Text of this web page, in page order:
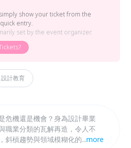
show your ticket from the
quick entry.
set by the event organizer.
設計教育
危機還是機會？身為設計畢業
職業分類的瓦解再造，令人不
斜槓趨勢與領域模糊化的現實，
...more